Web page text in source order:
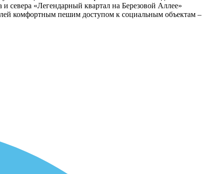
севера «Легендарный квартал на Березовой Аллее»
комфортным пешим доступом к социальным объектам –